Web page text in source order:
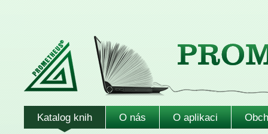
Katalog knih O nás O aplikaci